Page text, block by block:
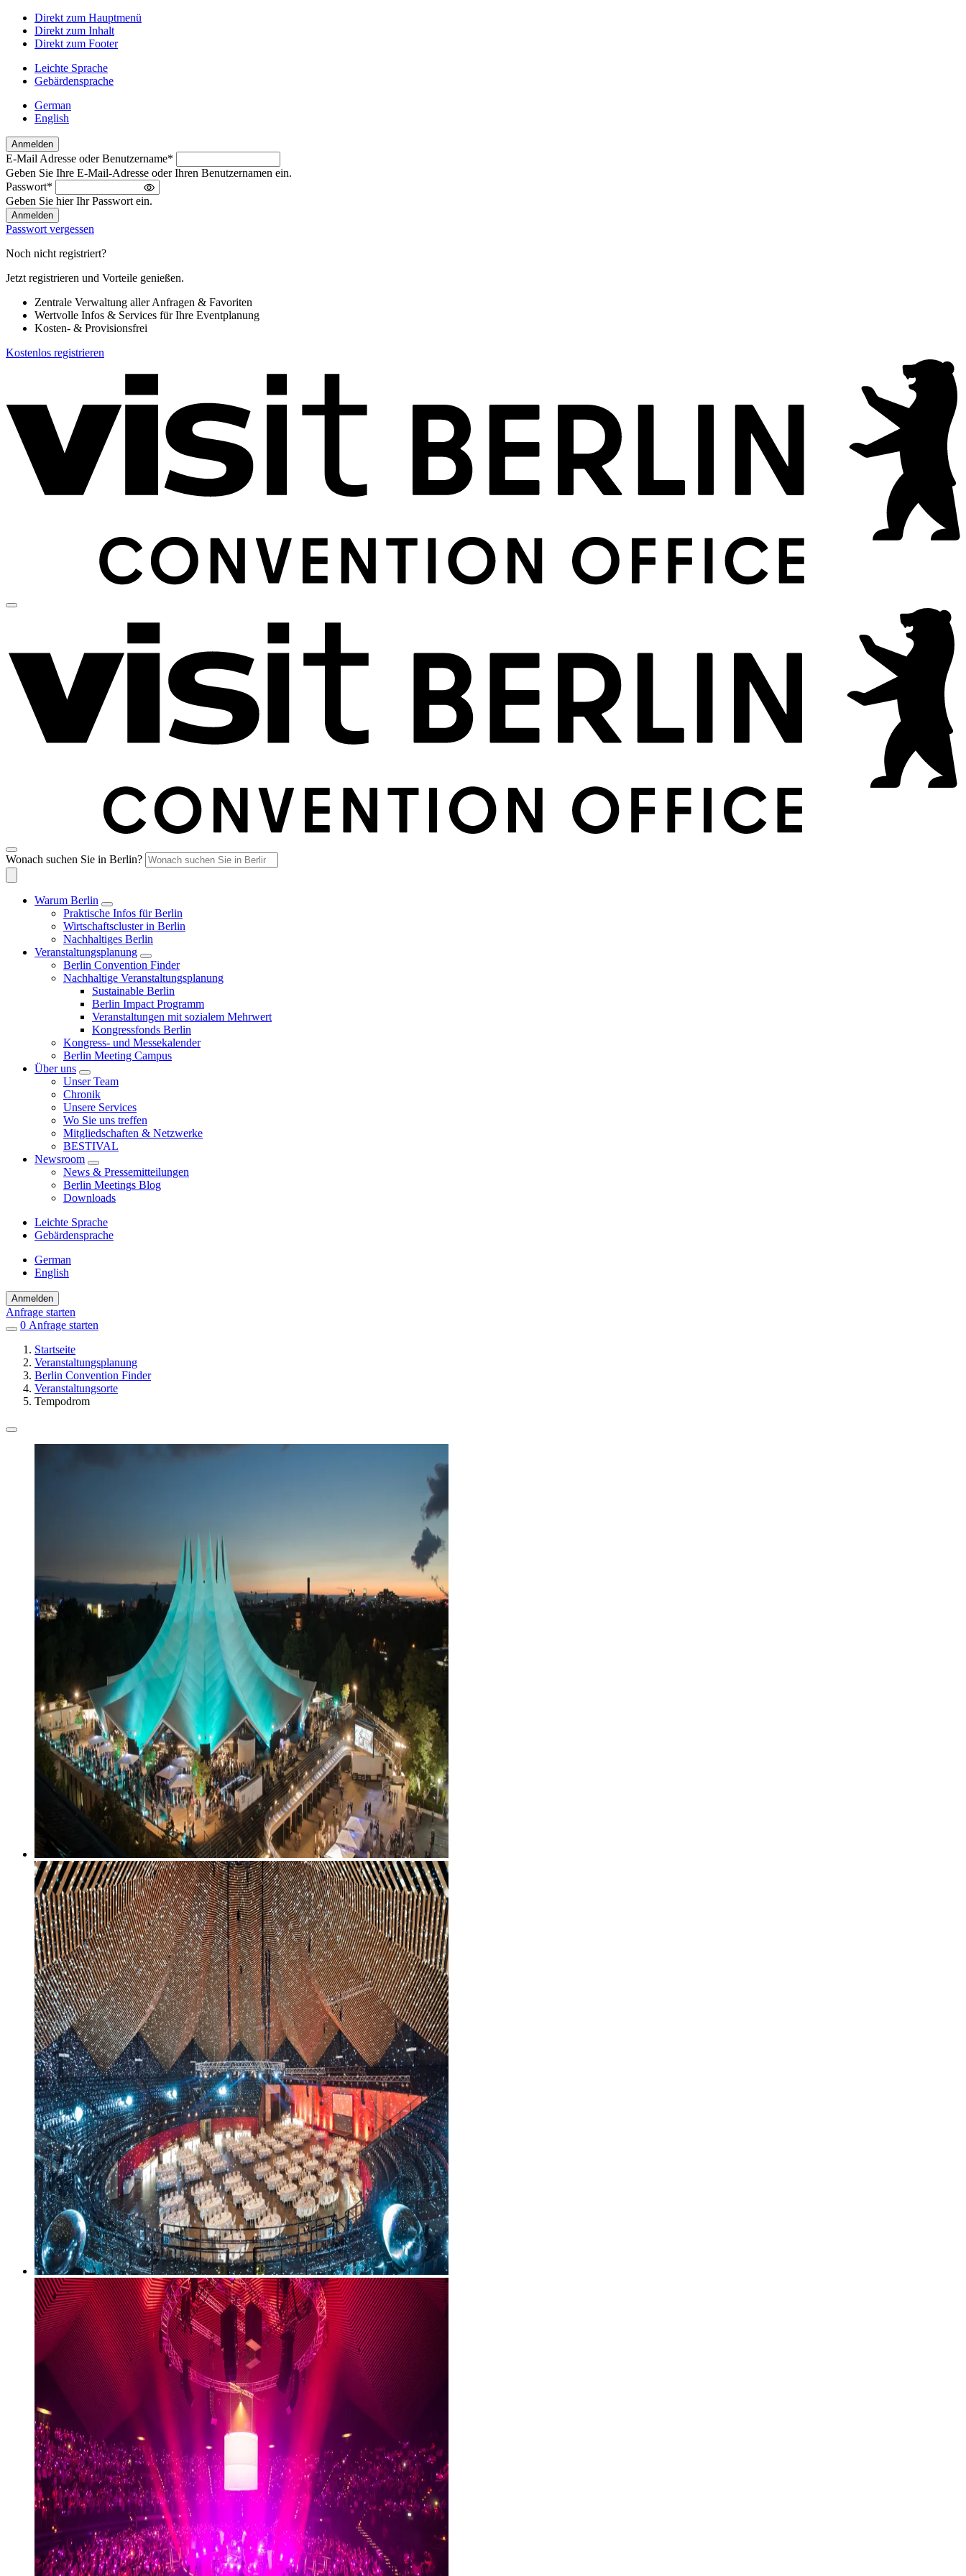
Direkt zum Hauptmenü
Direkt zum Inhalt
Direkt zum Footer
Leichte Sprache
Gebärdensprache
German
English
Anmelden
Willkommen
zurück!
Bitte
melden
Sie
sich
an
E-Mail Adresse oder Benutzername*
Geben Sie Ihre E-Mail-Adresse oder Ihren Benutzernamen ein.
Passwort*
Geben Sie hier Ihr Passwort ein.
Passwort vergessen
Noch nicht registriert?
Jetzt registrieren und Vorteile genießen.
Zentrale Verwaltung aller Anfragen & Favoriten
Wertvolle Infos & Services für Ihre Eventplanung
Kosten- & Provisionsfrei
Kostenlos registrieren
Wonach suchen Sie in Berlin?
Warum Berlin
Praktische Infos für Berlin
Wirtschaftscluster in Berlin
Nachhaltiges Berlin
Veranstaltungsplanung
Berlin Convention Finder
Nachhaltige Veranstaltungsplanung
Sustainable Berlin
Berlin Impact Programm
Veranstaltungen mit sozialem Mehrwert
Kongressfonds Berlin
Kongress- und Messekalender
Berlin Meeting Campus
Über uns
Unser Team
Chronik
Unsere Services
Wo Sie uns treffen
Mitgliedschaften & Netzwerke
BESTIVAL
Newsroom
News & Pressemitteilungen
Berlin Meetings Blog
Downloads
Leichte Sprache
Gebärdensprache
German
English
Anmelden
Anfrage starten
0 Einträge
Favoriten
Anfrage starten
Startseite
Veranstaltungsplanung
Berlin Convention Finder
Veranstaltungsorte
Tempodrom